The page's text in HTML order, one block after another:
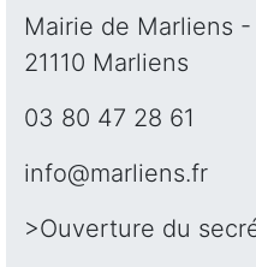
Mairie de Marliens
21110 Marliens
03 80 47 28 61
info@marliens.fr
>Ouverture du